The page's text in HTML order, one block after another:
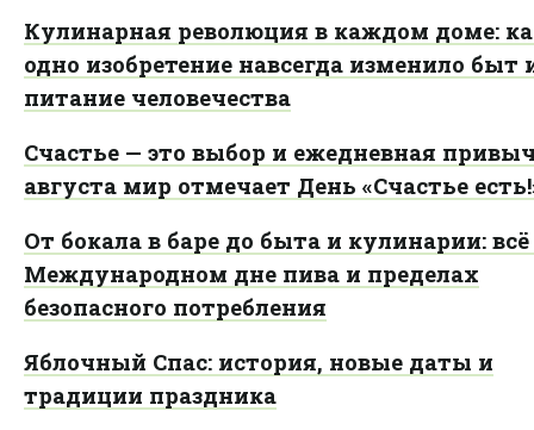
Кулинарная революция в каждом доме:
одно изобретение навсегда изменило быт
питание человечества
Счастье — это выбор и ежедневная
августа мир отмечает День «Счастье
От бокала в баре до быта и кулинарии: всё
Международном дне пива и пределах
безопасного потребления
Яблочный Спас: история, новые даты и
традиции праздника